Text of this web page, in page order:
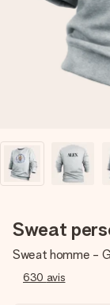
Créez quelque
son prénom,
Sans
Sweat
Sweat homme -
630 avis